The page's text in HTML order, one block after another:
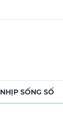
NHỊP SỐNG SỐ